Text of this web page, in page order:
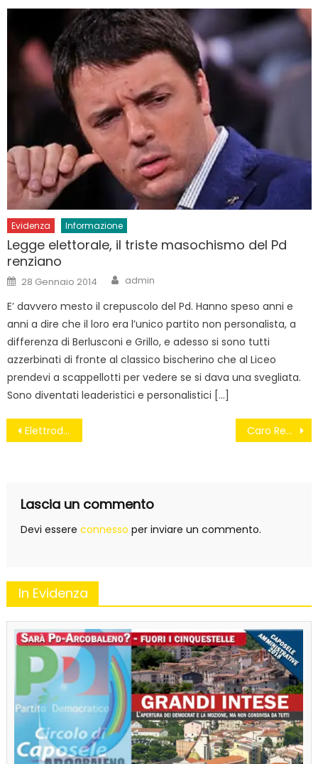
Evidenza Informazione
Legge elettorale, il triste masochismo del Pd
renziano
Posted
on
28 Gennaio 2014 Author
admin
E’ davvero mesto il crepuscolo del Pd. Hanno speso anni e
anni a dire che il loro era l’unico partito non personalista, a
differenza di Berlusconi e Grillo, e adesso si sono tutti
azzerbinati di fronte al classico bischerino che al Liceo
prendevi a scappellotti per vedere se si dava una svegliata.
Sono diventati leaderistici e personalistici […]
Navigazione
Elettrodotto del Goleto, Repole blocca i lavori Caro Renzi, l’inizio non è un granché
Lascia un commento
Devi essere connesso per inviare un commento.
In Evidenza